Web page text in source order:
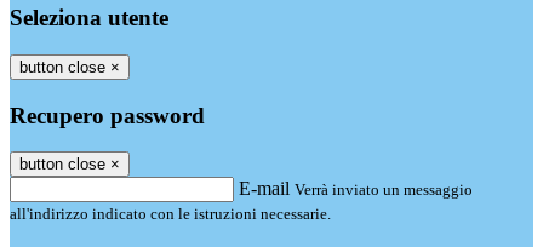
Seleziona utente
button close ×
Recupero password
button close ×
E-mail Verrà inviato un messaggio
all'indirizzo indicato con le istruzioni necessarie.